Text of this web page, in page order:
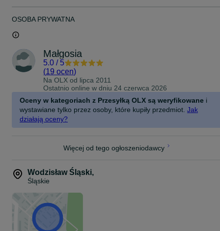
OSOBA PRYWATNA
Małgosia
5.0 / 5
(19 ocen)
Na OLX od lipca 2011
Ostatnio online w dniu 24 czerwca 2026
Oceny w kategoriach z Przesyłką OLX są weryfikowane i
wystawiane tylko przez osoby, które kupiły przedmiot. Jak
działają oceny?
Więcej od tego ogłoszeniodawcy
Wodzisław Śląski,
Śląskie